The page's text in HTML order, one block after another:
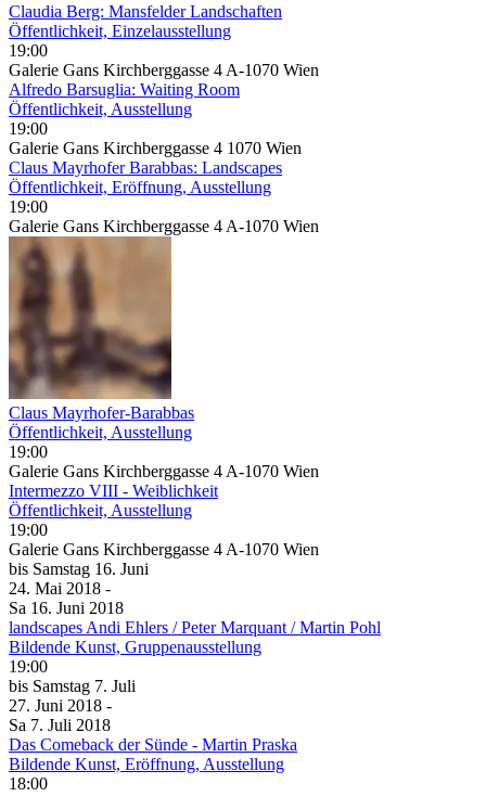
Claudia Berg: Mansfelder Landschaften
Öffentlichkeit, Einzelausstellung
19:00
Galerie Gans Kirchberggasse 4 A-1070 Wien
Alfredo Barsuglia: Waiting Room
Öffentlichkeit, Ausstellung
19:00
Galerie Gans Kirchberggasse 4 1070 Wien
Claus Mayrhofer Barabbas: Landscapes
Öffentlichkeit, Eröffnung, Ausstellung
19:00
Galerie Gans Kirchberggasse 4 A-1070 Wien
Claus Mayrhofer-Barabbas
Öffentlichkeit, Ausstellung
19:00
Galerie Gans Kirchberggasse 4 A-1070 Wien
Intermezzo VIII - Weiblichkeit
Öffentlichkeit, Ausstellung
19:00
Galerie Gans Kirchberggasse 4 A-1070 Wien
bis Samstag 16. Juni
24. Mai 2018 -
Sa 16. Juni 2018
landscapes Andi Ehlers / Peter Marquant / Martin Pohl
Bildende Kunst, Gruppenausstellung
19:00
bis Samstag 7. Juli
27. Juni 2018 -
Sa 7. Juli 2018
Das Comeback der Sünde - Martin Praska
Bildende Kunst, Eröffnung, Ausstellung
18:00